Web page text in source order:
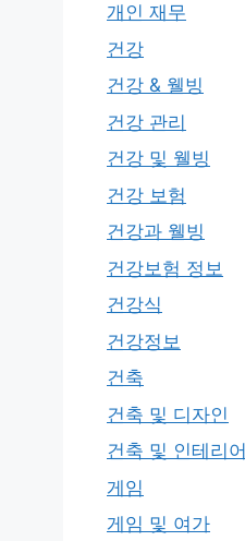
개인 재무
건강
건강 & 웰빙
건강 관리
건강 및 웰빙
건강 보험
건강과 웰빙
건강보험 정보
건강식
건강정보
건축
건축 및 디자인
건축 및 인테리어
게임
게임 및 여가